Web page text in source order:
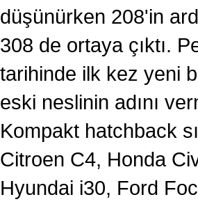
düşünürken 208'in
308 de ortaya çıktı.
tarihinde ilk kez yeni
eski neslinin adını
Kompakt hatchback
Citroen C4, Honda
Hyundai i30, Ford